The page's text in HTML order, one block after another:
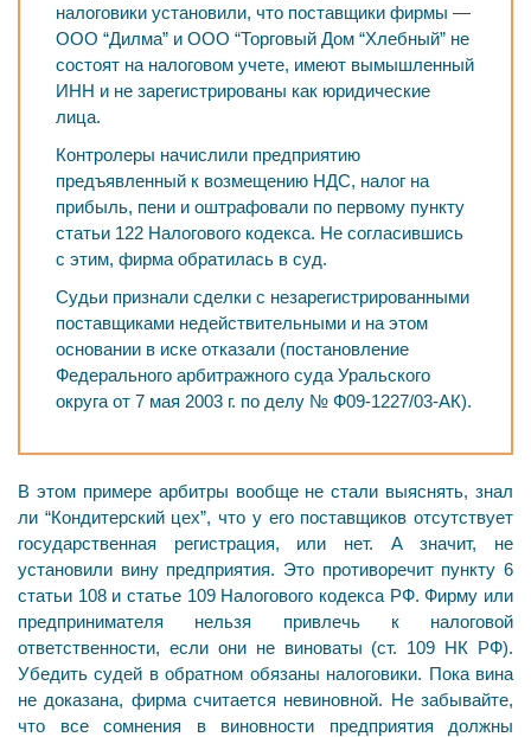
налоговики установили, что поставщики фирмы —
ООО “Дилма” и ООО “Торговый Дом “Хлебный” не
состоят на налоговом учете, имеют вымышленный
ИНН и не зарегистрированы как юридические
лица.
Контролеры начислили предприятию
предъявленный к возмещению НДС, налог на
прибыль, пени и оштрафовали по первому пункту
статьи 122 Налогового кодекса. Не согласившись
с этим, фирма обратилась в суд.
Судьи признали сделки с незарегистрированными
поставщиками недействительными и на этом
основании в иске отказали (постановление
Федерального арбитражного суда Уральского
округа от 7 мая 2003 г. по делу № Ф09-1227/03-АК).
В этом примере арбитры вообще не стали выяснять, знал
ли “Кондитерский цех”, что у его поставщиков отсутствует
государственная регистрация, или нет. А значит, не
установили вину предприятия. Это противоречит пункту 6
статьи 108 и статье 109 Налогового кодекса РФ. Фирму или
предпринимателя нельзя привлечь к налоговой
ответственности, если они не виноваты (ст. 109 НК РФ).
Убедить судей в обратном обязаны налоговики. Пока вина
не доказана, фирма считается невиновной. Не забывайте,
что все сомнения в виновности предприятия должны